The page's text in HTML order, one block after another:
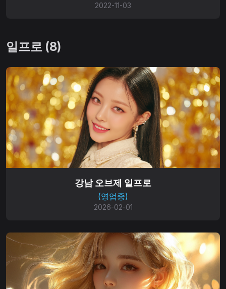
2022-11-03
일프로 (8)
강남 오브제 일프로
(영업중)
2026-02-01